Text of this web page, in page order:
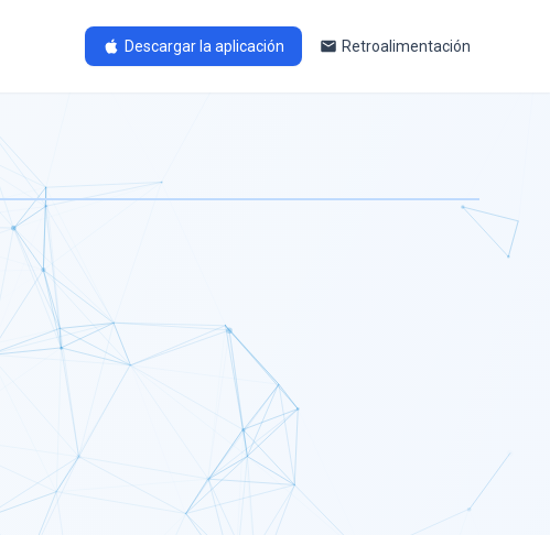
Descargar la aplicación Retroalimentación